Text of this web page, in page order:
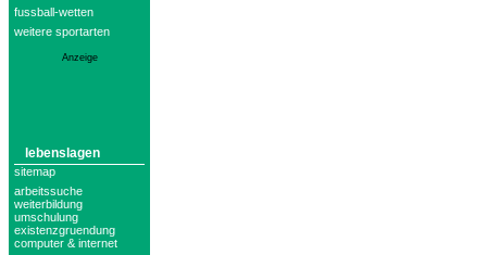
fussball-wetten
weitere sportarten
Anzeige
lebenslagen
sitemap
arbeitssuche
weiterbildung
umschulung
existenzgruendung
computer & internet